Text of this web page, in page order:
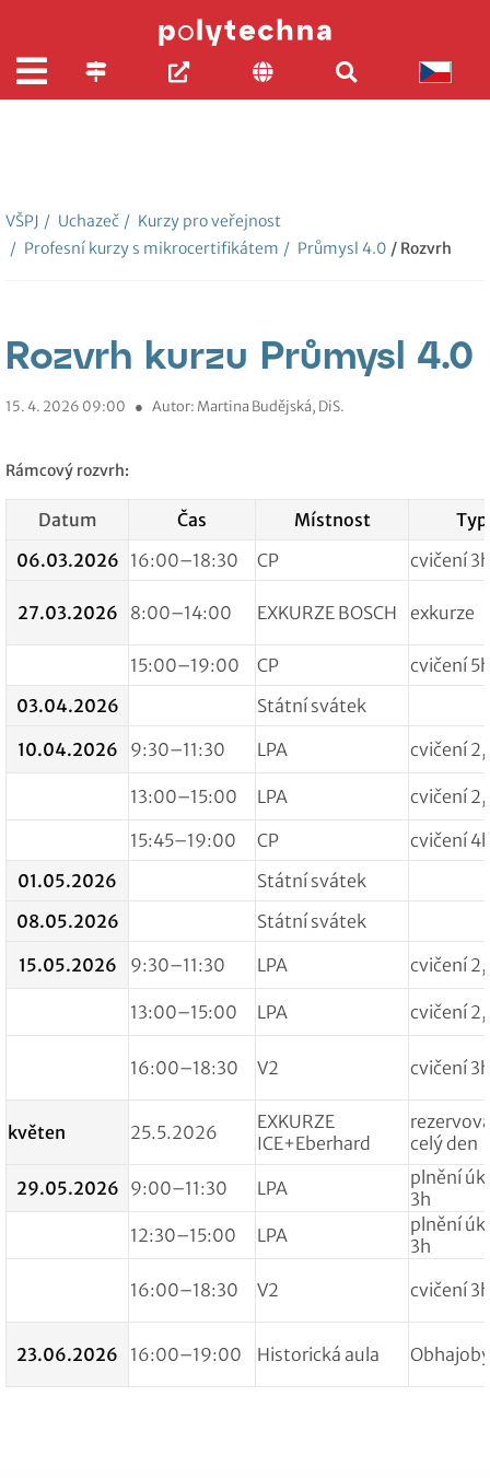
VŠPJ / Uchazeč / Kurzy pro veřejnost
/ Profesní kurzy s mikrocertifikátem / Průmysl 4.0 / Rozvrh
Rozvrh kurzu Průmysl 4.0
15. 4. 2026 09:00 ● Autor: Martina Budějská, DiS.
Rámcový rozvrh:
Datum Čas Místnost
Typ
06.03.2026 16:00–18:30 CP cvičení 3h
27.03.2026 8:00–14:00 EXKURZE BOSCH exkurze
15:00–19:00 CP
cvičení 5h
03.04.2026
Státní svátek
10.04.2026
9:30–11:30 LPA cvičení
13:00–15:00 LPA
cvičení
15:45–19:00
CP
cvičení
01.05.2026
Státní svátek
08.05.2026
Státní svátek
15.05.2026
9:30–11:30 LPA cvičení
13:00–15:00 LPA cvičení
16:00–18:30 V2 cvičení 3h
květen 25.5.2026
EXKURZE
ICE+Eberhard
celý den
29.05.2026 9:00–11:30 LPA
plnění
3h
12:30–15:00
LPA
plnění
3h
16:00–18:30
V2 cvičení 3h
23.06.2026 16:00–19:00 Historická aula Obhajoby